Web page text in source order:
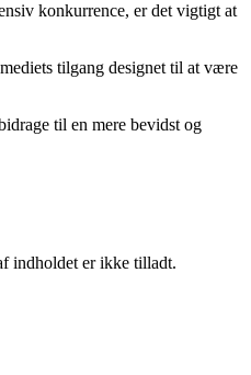
konkurrence, er det vigtigt at
tilgang designet til at være
til en mere bevidst og
indholdet er ikke tilladt.